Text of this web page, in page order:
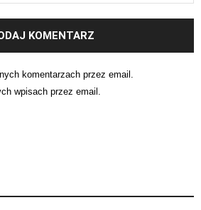
komentarzach przez email.
wpisach przez email.